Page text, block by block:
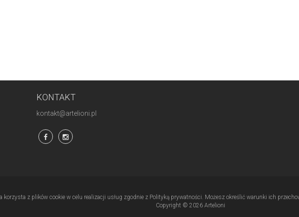
KONTAKT
kontakt@artelioni.pl
korzysta z plików cookie w celu realizacji usług zgodnie z Polityką prywatności. Możesz określić warunki ich
Copyright © 2026 Artelioni